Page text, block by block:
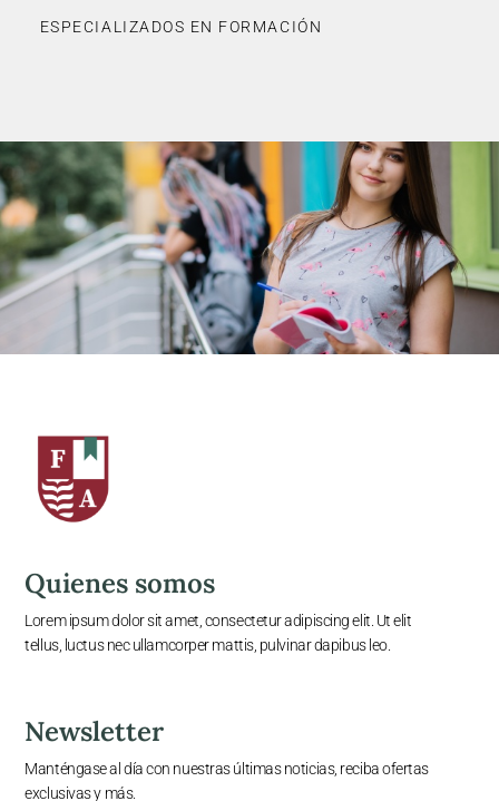
ESPECIALIZADOS EN FORMACIÓN
Quienes somos
Lorem ipsum dolor sit amet, consectetur adipiscing elit. Ut elit
tellus, luctus nec ullamcorper mattis, pulvinar dapibus leo.
Newsletter
Manténgase al día con nuestras últimas noticias, reciba ofertas
exclusivas y más.